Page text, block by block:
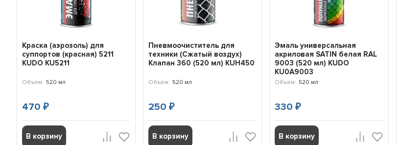
Краска (аэрозоль) для
суппортов (красная) 5211
KUDO KU5211
Объем: 520 мл
470₽
В корзину
Пневмоочиститель для
техники (Сжатый воздух)
Клапан 360 (520 мл) KUH450
Объем: 520 мл
250₽
В корзину
Эмаль универсальная
акриловая SATIN белая RAL
9003 (520 мл) KUDO
KU0A9003
Объем: 520 мл
330₽
В корзину